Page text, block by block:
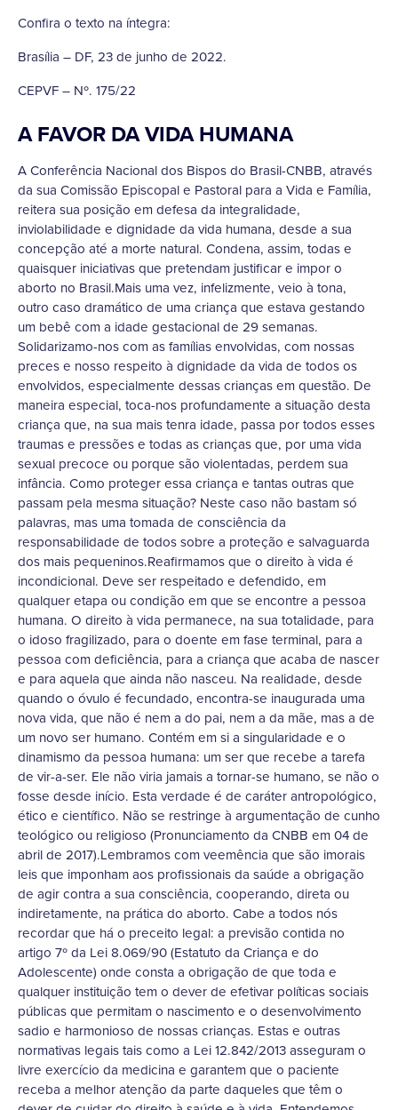
Confira o texto na íntegra:
Brasília – DF, 23 de junho de 2022.
CEPVF – Nº. 175/22
A FAVOR DA VIDA HUMANA
A Conferência Nacional dos Bispos do Brasil-CNBB, através
da sua Comissão Episcopal e Pastoral para a Vida e Família,
reitera sua posição em defesa da integralidade,
inviolabilidade e dignidade da vida humana, desde a sua
concepção até a morte natural. Condena, assim, todas e
quaisquer iniciativas que pretendam justificar e impor o
aborto no Brasil.Mais uma vez, infelizmente, veio à tona,
outro caso dramático de uma criança que estava gestando
um bebê com a idade gestacional de 29 semanas.
Solidarizamo-nos com as famílias envolvidas, com nossas
preces e nosso respeito à dignidade da vida de todos os
envolvidos, especialmente dessas crianças em questão. De
maneira especial, toca-nos profundamente a situação desta
criança que, na sua mais tenra idade, passa por todos esses
traumas e pressões e todas as crianças que, por uma vida
sexual precoce ou porque são violentadas, perdem sua
infância. Como proteger essa criança e tantas outras que
passam pela mesma situação? Neste caso não bastam só
palavras, mas uma tomada de consciência da
responsabilidade de todos sobre a proteção e salvaguarda
dos mais pequeninos.Reafirmamos que o direito à vida é
incondicional. Deve ser respeitado e defendido, em
qualquer etapa ou condição em que se encontre a pessoa
humana. O direito à vida permanece, na sua totalidade, para
o idoso fragilizado, para o doente em fase terminal, para a
pessoa com deficiência, para a criança que acaba de nascer
e para aquela que ainda não nasceu. Na realidade, desde
quando o óvulo é fecundado, encontra-se inaugurada uma
nova vida, que não é nem a do pai, nem a da mãe, mas a de
um novo ser humano. Contém em si a singularidade e o
dinamismo da pessoa humana: um ser que recebe a tarefa
de vir-a-ser. Ele não viria jamais a tornar-se humano, se não o
fosse desde início. Esta verdade é de caráter antropológico,
ético e científico. Não se restringe à argumentação de cunho
teológico ou religioso (Pronunciamento da CNBB em 04 de
abril de 2017).Lembramos com veemência que são imorais
leis que imponham aos profissionais da saúde a obrigação
de agir contra a sua consciência, cooperando, direta ou
indiretamente, na prática do aborto. Cabe a todos nós
recordar que há o preceito legal: a previsão contida no
artigo 7º da Lei 8.069/90 (Estatuto da Criança e do
Adolescente) onde consta a obrigação de que toda e
qualquer instituição tem o dever de efetivar políticas sociais
públicas que permitam o nascimento e o desenvolvimento
sadio e harmonioso de nossas crianças. Estas e outras
normativas legais tais como a Lei 12.842/2013 asseguram o
livre exercício da medicina e garantem que o paciente
receba a melhor atenção da parte daqueles que têm o